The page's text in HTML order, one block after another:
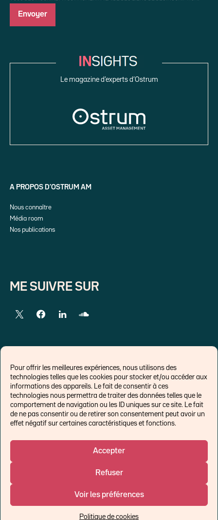
Pour offrir les meilleures expériences, nous utilisons des
technologies telles que les cookies pour stocker et/ou accéder aux
informations des appareils. Le fait de consentir à ces
technologies nous permettra de traiter des données telles que le
comportement de navigation ou les ID uniques sur ce site. Le fait
de ne pas consentir ou de retirer son consentement peut avoir un
effet négatif sur certaines caractéristiques et fonctions.
Accepter
Refuser
Voir les préférences
Politique de cookies
Le magazine d’experts d’Ostrum
A PROPOS D’OSTRUM AM
Nous connaître
Média room
Nos publications
ME SUIVRE SUR
LIENS EXTERNES
Chroniques pour Forbes
Economistes
Think tank
Politique de cookies (UE)
Un affilié de :